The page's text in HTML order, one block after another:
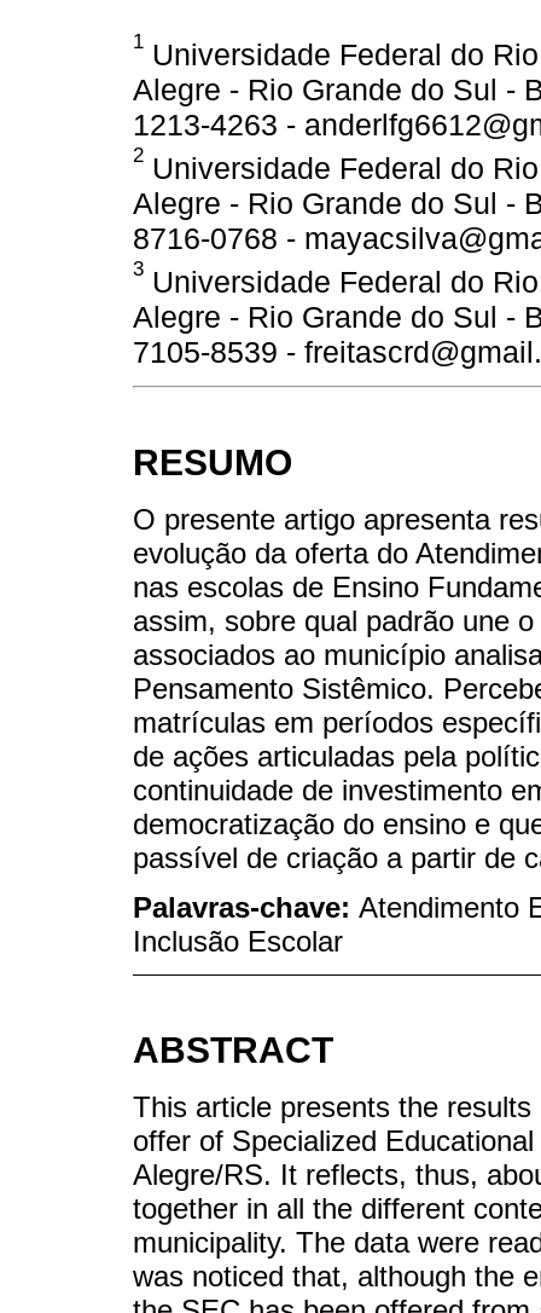
1 Universidade Federal do
Alegre - Rio Grande do Sul -
1213-4263 -
2 Universidade Federal do
Alegre - Rio Grande do Sul -
8716-0768 -
3 Universidade Federal do
Alegre - Rio Grande do Sul -
7105-8539 -
RESUMO
O presente artigo apresenta
evolução da oferta do
nas escolas de Ensino
assim, sobre qual padrão une
associados ao município
Pensamento Sistêmico.
matrículas em períodos
de ações articuladas pela
continuidade de investimento
democratização do ensino e
passível de criação a partir de
Palavras-chave: Atendimento
Inclusão Escolar
ABSTRACT
This article presents the
offer of Specialized
Alegre/RS. It reflects, thus,
together in all the different
municipality. The data were
was noticed that, although the